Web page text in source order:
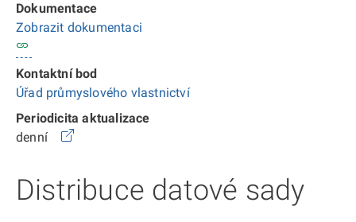
Dokumentace
Zobrazit dokumentaci
Kontaktní bod
Úřad průmyslového vlastnictví
Periodicita aktualizace
denní
Distribuce datové sady